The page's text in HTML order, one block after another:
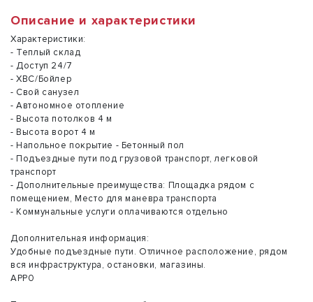
Описание и характеристики
Характеристики:
- Теплый склад
- Доступ 24/7
- ХВС/Бойлер
- Свой санузел
- Автономное отопление
- Высота потолков 4 м
- Высота ворот 4 м
- Напольное покрытие - Бетонный пол
- Подъездные пути под грузовой транспорт, легковой
транспорт
- Дополнительные преимущества: Площадка рядом с
помещением, Место для маневра транспорта
- Коммунальные услуги оплачиваются отдельно
Дополнительная информация:
Удобные подъездные пути. Отличное расположение, рядом
вся инфраструктура, остановки, магазины.
АРР0